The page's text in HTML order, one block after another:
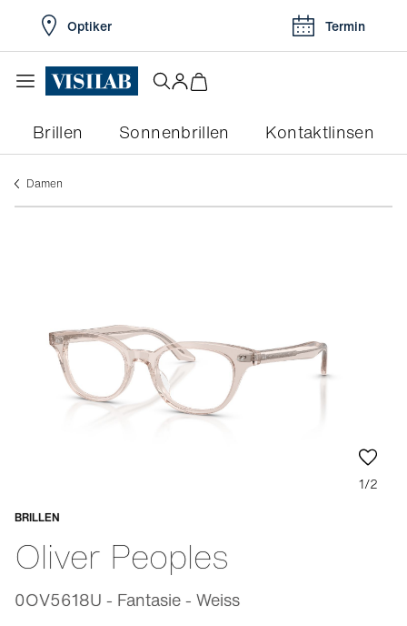
Optiker Termin
Brillen Sonnenbrillen Kontaktlinsen
Damen
1/2
BRILLEN
Oliver Peoples
0OV5618U - Fantasie - Weiss
Anpassbar